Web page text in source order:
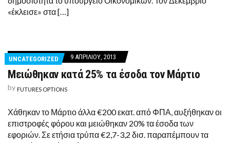
«έκλεισε» στα […]
UNCATEGORIZED 9 ΑΠΡΙΛΊΟΥ, 2013
Μειώθηκαν κατά 25% τα έσοδα τον Μάρτιο
by FUTURES OPTIONS
Χάθηκαν το Μάρτιο άλλα €200 εκατ. από ΦΠΑ, αυξήθηκαν οι
επιστροφές φόρου και μειώθηκαν 20% τα έσοδα των
εφοριών. Σε ετήσια τρύπα €2,7-3,2 δισ. παραπέμπουν τα